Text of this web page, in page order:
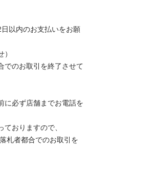
以内のお支払いをお願
でのお取引を終了させて
に必ず店舗までお電話を
ておりますので、